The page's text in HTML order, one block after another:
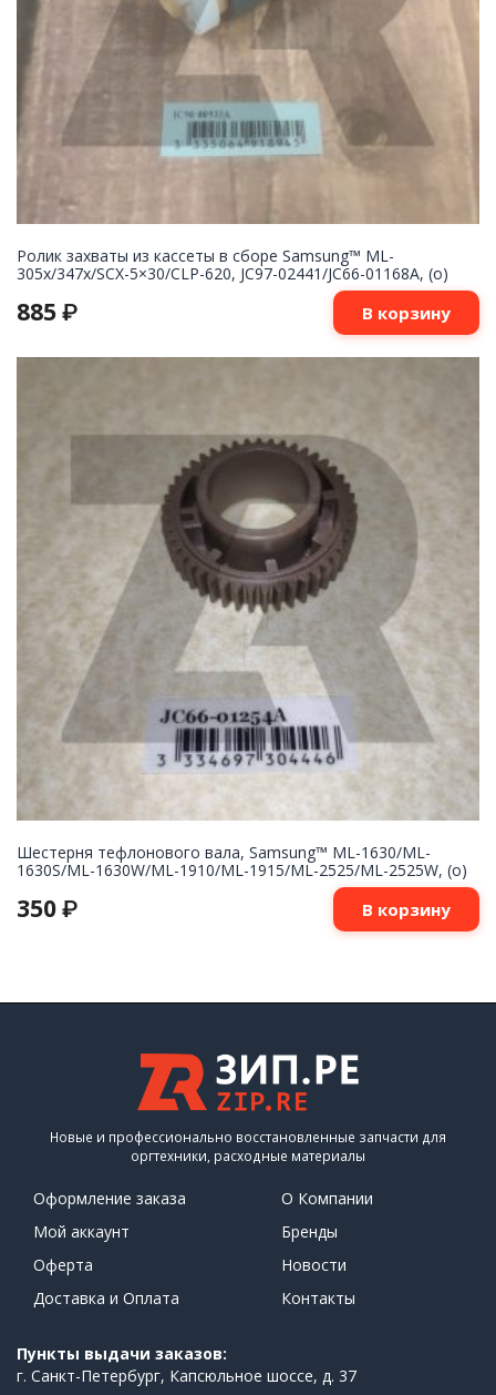
Ролик захваты из кассеты в сборе Samsung™ ML-
305x/347x/SCX-5×30/CLP-620, JC97-02441/JC66-01168A, (o)
885 ₽ В корзину
Шестерня тефлонового вала, Samsung™ ML-1630/ML-
1630S/ML-1630W/ML-1910/ML-1915/ML-2525/ML-2525W, (о)
350 ₽ В корзину
Новые и профессионально восстановленные запчасти для
оргтехники, расходные материалы
Оформление заказа
Мой аккаунт
Оферта
Доставка и Оплата
О Компании
Бренды
Новости
Контакты
Пункты выдачи заказов:
г. Санкт-Петербург, Капсюльное шоссе, д. 37